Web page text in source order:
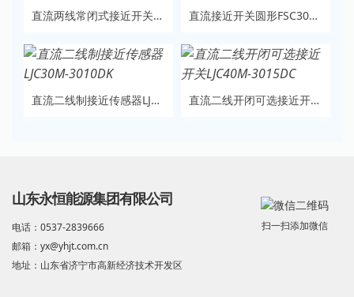
直流两线常闭式接近开关LJC40M-3015DH 直流接近开关圆形FSC3010-P2
直流二线制接近传感器LJC30M-3010DK 直流二线开闭可选接近开关LJC40M-3015DC
山东永恒能源集团有限公司
电话：0537-2839666
邮箱：yx@yhjt.com.cn
地址：山东省济宁市高新经济技术开发区
扫一扫添加微信